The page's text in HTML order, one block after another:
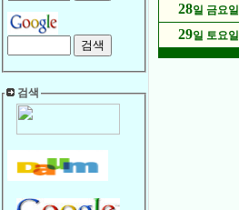
검색
28일 금요일
29일 토요일